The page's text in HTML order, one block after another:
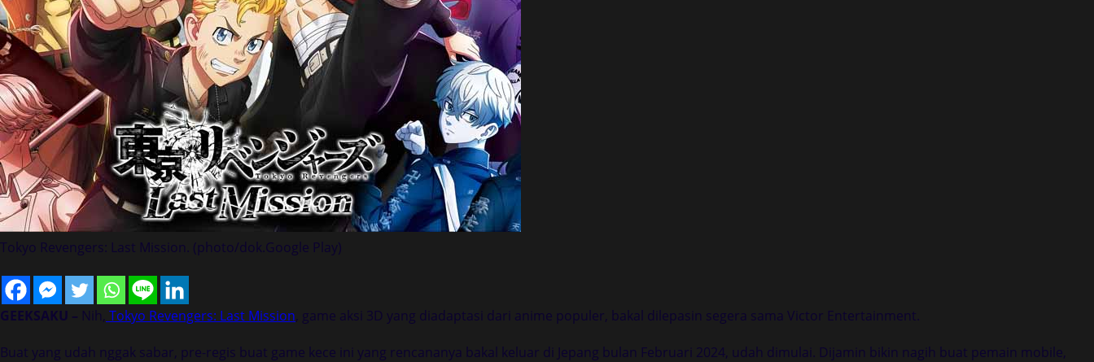
Tokyo Revengers: Last Mission. (photo/dok.Google Play)
GEEKSAKU – Nih, Tokyo Revengers: Last Mission, game aksi 3D yang diadaptasi dari anime populer, bakal dilepasin segera sama Victor Entertainment.
Buat yang udah nggak sabar, pre-regis buat game kece ini yang rencananya bakal keluar di Jepang bulan Februari 2024, udah dimulai. Dijamin bikin nagih buat pemain mobile,